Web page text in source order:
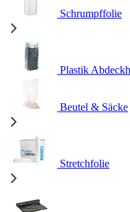
Schrumpffolie
Plastik
Beutel & Säcke
Stretchfolie